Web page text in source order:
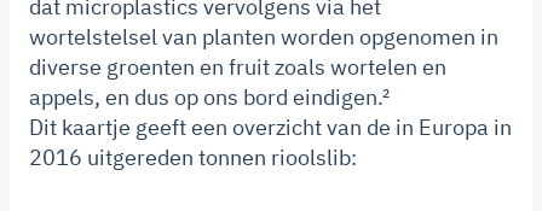
dat microplastics vervolgens via het
wortelstelsel van planten worden opgenomen in
diverse groenten en fruit zoals wortelen en
appels, en dus op ons bord eindigen.²
Dit kaartje geeft een overzicht van de in Europa in
2016 uitgereden tonnen rioolslib: